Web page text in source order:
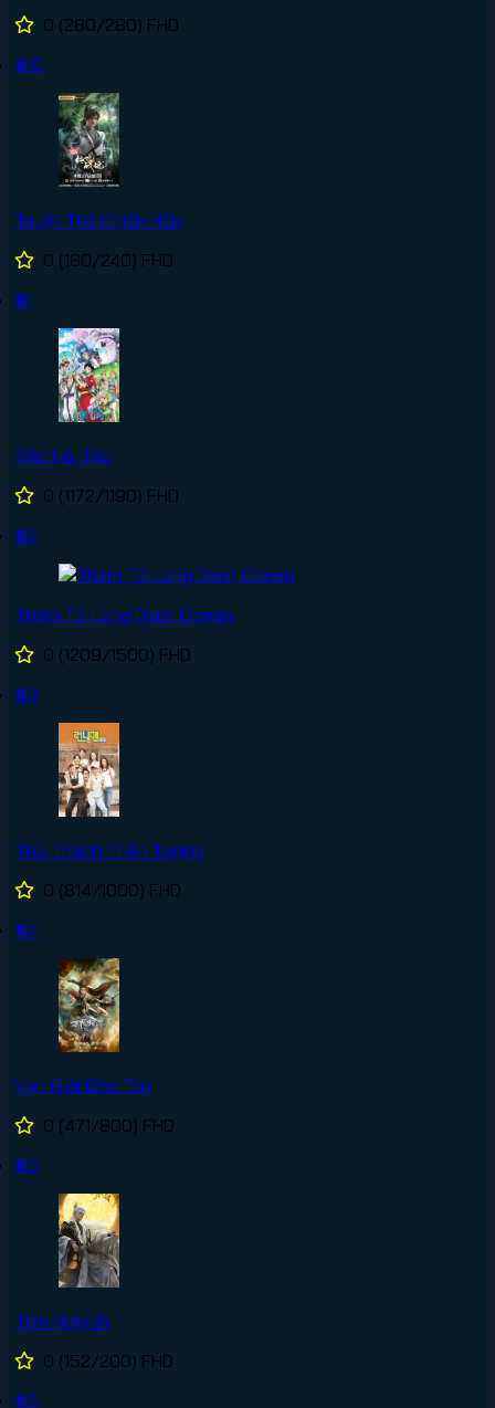
0 (280/280) FHD
#10
Tuyệt Thế Chiến Hồn
0 (180/240) FHD
#1
Đảo Hải Tặc
0 (1172/1190) FHD
#2
Thám Tử Lừng Danh Conan
0 (1209/1500) FHD
#3
Thử Thách Thần Tượng
0 (814/1000) FHD
#4
Vạn Giới Độc Tôn
0 (471/800) FHD
#5
Tiên Nghịch
0 (152/200) FHD
#6